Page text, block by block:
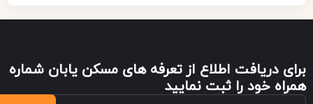
برای دریافت اطلاع از تعرفه های مسکن یابان شماره
همراه خود را ثبت نمایید